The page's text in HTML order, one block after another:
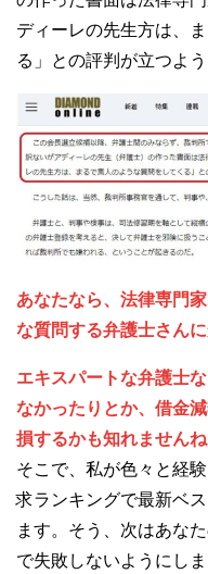
ディーレの先生方は、
る」との評判が立つよ
あなたなら、法律専門
な質問する弁護士さん
エキスパートな弁護士
なかったりとか、借金
損するかも知れませんね
そこで、私が色々と経
求ランキングで最新ベ
ます。そう、次はあな
で失敗しないようにしま